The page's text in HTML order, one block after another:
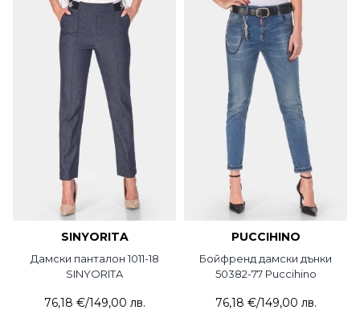
SINYORITA
Дамски панталон 1011-18
SINYORITA
76,18 €/149,00 лв.
PUCCIHINO
Бойфренд дамски дънки
50382-77 Puccihino
76,18 €/149,00 лв.